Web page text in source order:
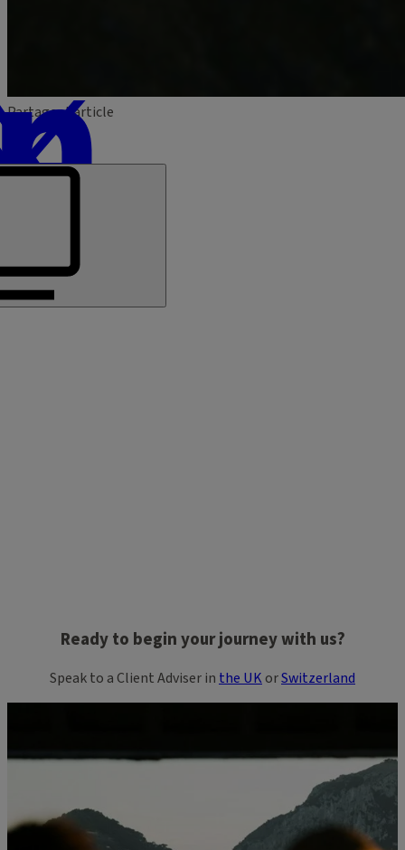
Partager l'article
Ready to begin your journey with us?
Speak to a Client Adviser in the UKorSwitzerland